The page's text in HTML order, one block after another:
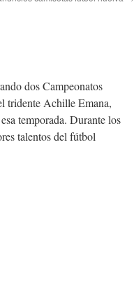
dos Campeonatos
tridente Achille Emana,
temporada. Durante los
talentos del fútbol